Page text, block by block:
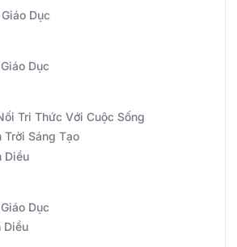
Dục
Dục
Tri Thức Với Cuộc Sống
Trời Sáng Tạo
Diều
Dục
Diều